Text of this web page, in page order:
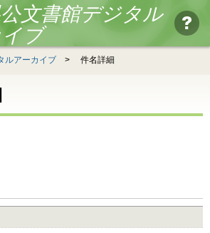
文書館デジタル
ブ
ルアーカイブ > 件名詳細